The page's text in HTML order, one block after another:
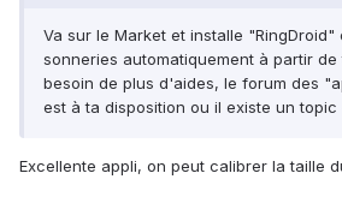
Va sur le Market et installe
sonneries automatiquement à partir de
besoin de plus d'aides, le forum des
est à ta disposition ou il existe un topic
Excellente appli, on peut calibrer la taille